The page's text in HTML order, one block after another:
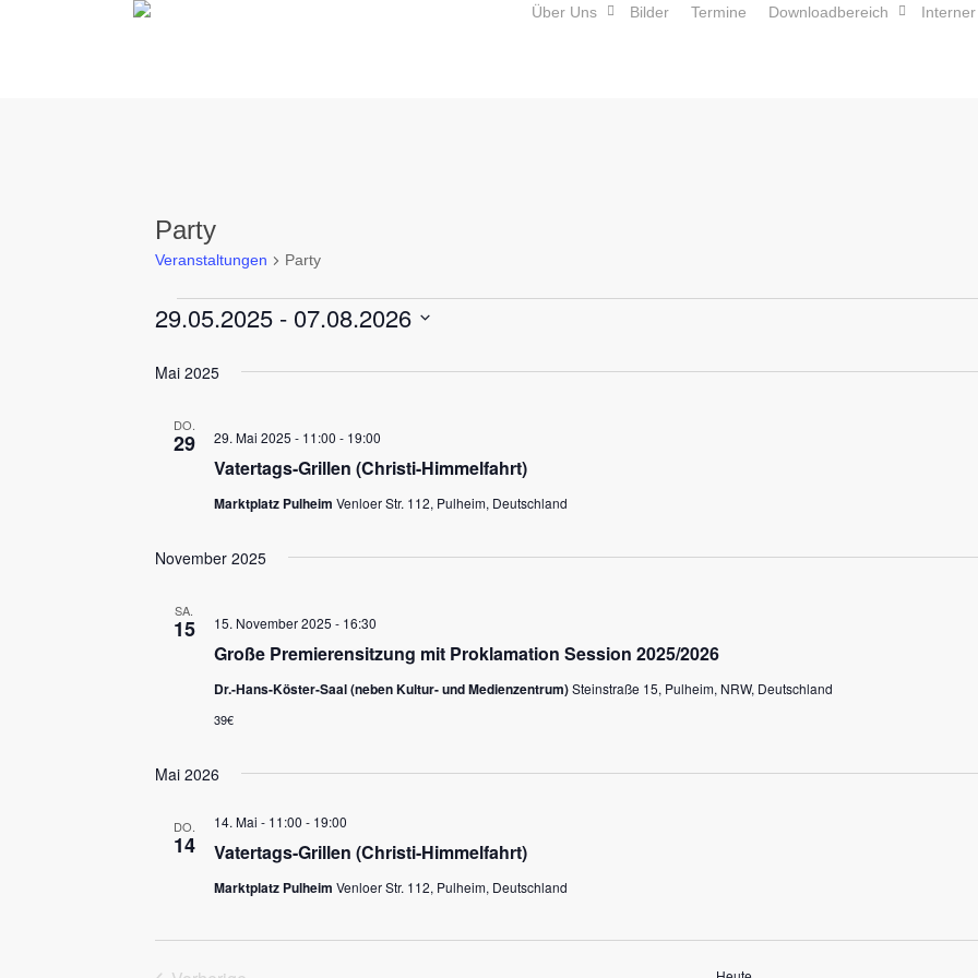
Über Uns Bilder Termine Downloadbereich
Party
Veranstaltungen Party
Veranstaltungen
29.05.2025 - 07.08.2026
wählen.
Mai 2025
DO.
29
Vatertags-Grillen (Christi-Himmelfahrt)
29. Mai 2025 - 11:00 - 19:00
Marktplatz Pulheim Venloer Str. 112, Pulheim, Deutschland
November 2025
SA.
15
Große Premierensitzung mit Proklamation Session 2025/2026
15. November 2025 - 16:30
Dr.-Hans-Köster-Saal (neben Kultur- und Medienzentrum)Steinstraße 15, Pulheim, NRW, Deutschland
39€
Mai 2026
DO.
14 Vatertags-Grillen (Christi-Himmelfahrt)
14. Mai - 11:00 - 19:00
Marktplatz Pulheim Venloer Str. 112, Pulheim, Deutschland